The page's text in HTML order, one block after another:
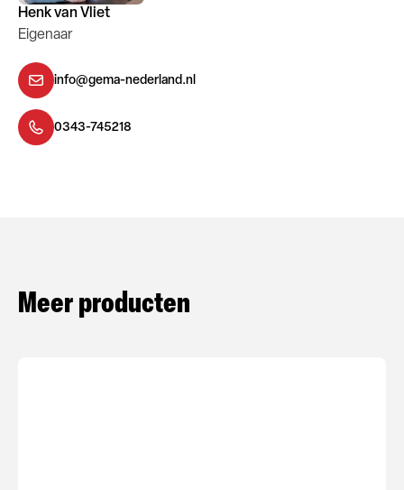
Henk van Vliet
Eigenaar
info@gema-nederland.nl
0343-745218
Meer producten